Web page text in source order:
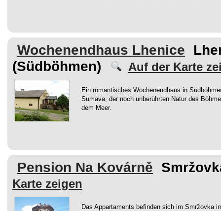
Wochenendhaus Lhenice
(Südböhmen)
Auf der Karte
Ein romantisches Wochenendhaus in
Sumava, der noch unberührten Natur des
dem Meer.
Pension Na Kovárně
Karte zeigen
Das Appartaments befinden sich im Smržovka